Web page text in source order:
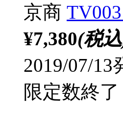
京商
¥7,380(税
2019/07/13
限定数終了